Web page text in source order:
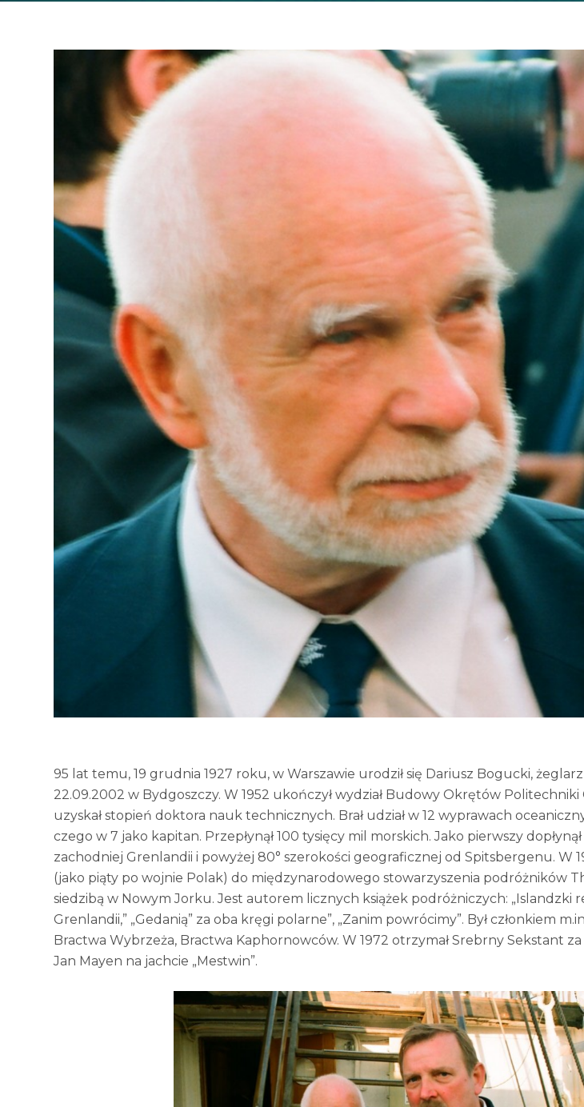
95 lat temu, 19 grudnia 1927 roku, w Warszawie urodził się Dariusz Bogucki,
22.09.2002 w Bydgoszczy. W 1952 ukończył wydział Budowy Okrętów Politechniki
uzyskał stopień doktora nauk technicznych. Brał udział w 12 wyprawach
czego w 7 jako kapitan. Przepłynął 100 tysięcy mil morskich. Jako pierwszy
zachodniej Grenlandii i powyżej 80° szerokości geograficznej od Spitsbergenu. W
(jako piąty po wojnie Polak) do międzynarodowego stowarzyszenia podróżników
siedzibą w Nowym Jorku. Jest autorem licznych książek podróżniczych: „Islandzki
Grenlandii,” „Gedanią” za oba kręgi polarne”, „Zanim powrócimy”. Był członkiem
Bractwa Wybrzeża, Bractwa Kaphornowców. W 1972 otrzymał Srebrny Sekstant
Jan Mayen na jachcie „Mestwin”.